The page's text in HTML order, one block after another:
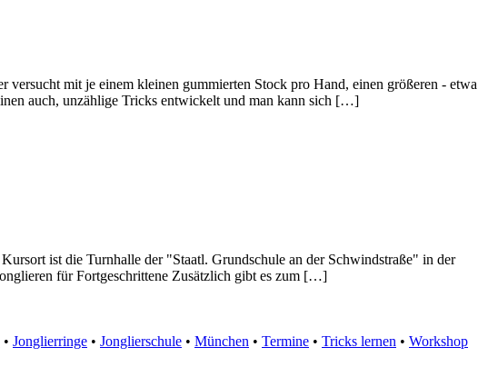
mit je einem kleinen gummierten Stock pro Hand, einen größeren - etwa
auch, unzählige Tricks entwickelt und man kann sich […]
ist die Turnhalle der "Staatl. Grundschule an der Schwindstraße" in der
für Fortgeschrittene Zusätzlich gibt es zum […]
• Jonglierringe • Jonglierschule • München • Termine • Tricks lernen • Workshop